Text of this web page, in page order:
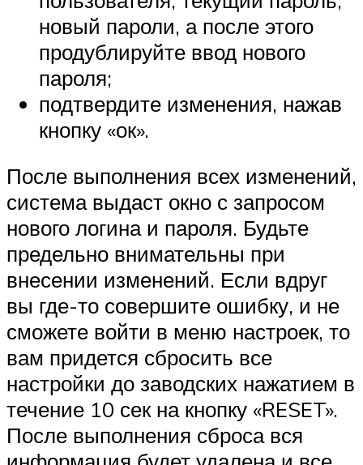
новый пароли, а после этого
продублируйте ввод нового
пароля;
подтвердите изменения, нажав
кнопку «ок».
После выполнения всех изменений,
система выдаст окно с запросом
нового логина и пароля. Будьте
предельно внимательны при
внесении изменений. Если вдруг
вы где-то совершите ошибку, и не
сможете войти в меню настроек, то
вам придется сбросить все
настройки до заводских нажатием в
течение 10 сек на кнопку «RESET».
После выполнения сброса вся